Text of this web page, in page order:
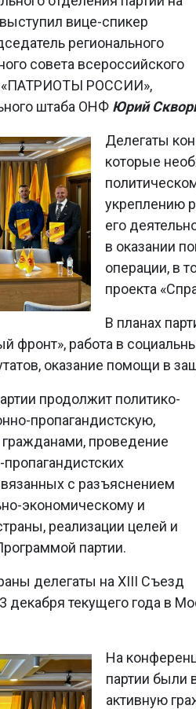
вице-спикер
регионального
совета всероссийского
«ПАТРИОТЫ РОССИИ»,
штаба ОНФ Юрий
Делегаты
которые
укреплению
его
в оказании
операции, в
проекта
В планах
фронт», работа в
оказание помощи в
продолжит политико-
пропагандистскую,
проведение
с разъяснением
экономическому и
реализации целей и
партии.
делегаты на ХIII Съезд
декабря текущего года в
На
партии были
активную